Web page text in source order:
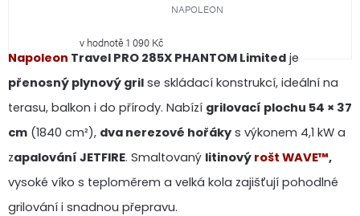
NAPOLEON
v hodnotě 1 090 Kč
Napoleon Travel PRO 285X PHANTOM Limited je
přenosný plynový gril se skládací konstrukcí, ideální na
terasu, balkon i do přírody. Nabízí grilovací plochu 54 × 37
cm (1840 cm²), dva nerezové hořáky s výkonem 4,1 kW a
zapalování JETFIRE. Smaltovaný litinový rošt WAVE™,
vysoké víko s teploměrem a velká kola zajišťují pohodlné
grilování i snadnou přepravu.